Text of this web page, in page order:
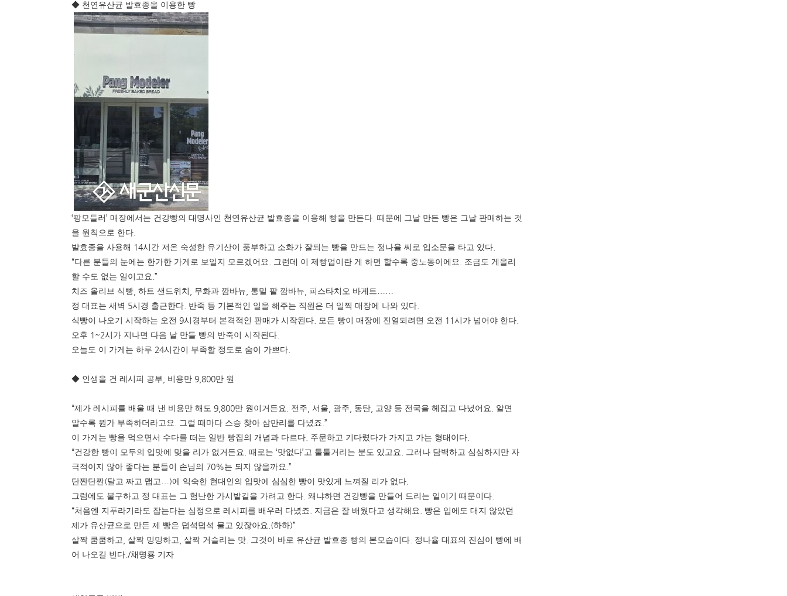
◆ 천연유산균 발효종을 이용한 빵
‘팡모들러 ’ 매장에서는 건강빵의 대명사인 천연유산균 발효종을 이용해 빵을 만든다 때문에 그날 만든 빵은 그날 판매하는 것
을 원칙으로 한다
발효종을 사용해 14시간 저온 숙성한 유기산이 풍부하고 소화가 잘되는 빵을 만드는 정나율 씨로 입소문을 타고 있다
“다른 분들의 눈에는 한가한 가게로 보일지 모르겠어요 그런데 이 제빵업이란 게 하면 할수록 중노동이에요
조금도 게을리
할 수도 없는 일이고요 .”
치즈 올리브 식빵 하트 샌드위치 무화과 깜바뉴 통밀 팥 깜바뉴 피스타치오 바게트……
정 대표는 새벽 5시경 출근한다 반죽 등 기본적인 일을 해주는 직원은 더 일찍 매장에 나와 있다
식빵이 나오기 시작하는 오전 9시경부터 본격적인 판매가 시작된다 모든 빵이 매장에 진열되려면 오전 11시가 넘어야 한다
오후 1~2시가 지나면 다음 날 만들 빵의 반죽이 시작된다
오늘도 이 가게는 하루 24시간이 부족할 정도로 숨이 가쁘다
◆ 인생을 건 레시피 공부 비용만 9,800만 원
“제가 레시피를 배울 때 낸 비용만 해도 9,800만 원이거든요 전주 서울 광주 동탄 고양 등 전국을 헤집고 다녔어요
알면
알수록 뭔가 부족하더라고요
그럴 때마다 스승 찾아 삼만리를 다녔죠 .”
이 가게는 빵을 먹으면서 수다를 떠는 일반 빵집의 개념과 다르다 주문하고 기다렸다가 가지고 가는 형태이다
“건강한 빵이 모두의 입맛에 맞을 리가 없거든요 때로는 ‘맛없다’고 툴툴거리는 분도 있고요
그러나 담백하고 심심하지만 자
극적이지 않아 좋다는 분들이 손님의 70%는 되지 않을까요 .”
단짠단짠(달고 짜고 맵고…)에 익숙한 현대인의 입맛에 심심한 빵이 맛있게 느껴질 리가 없다
그럼에도 불구하고 정 대표는 그 험난한 가시밭길을 가려고 한다 왜냐하면 건강빵을 만들어 드리는 일이기 때문이다
“처음엔 지푸라기라도 잡는다는 심정으로 레시피를 배우러 다녔죠 지금은 잘 배웠다고 생각해요
빵은 입에도 대지 않았던
제가 유산균으로 만든 제 빵은 덥석덥석 물고 있잖아요 .(하하)”
살짝 쿰쿰하고 살짝 밍밍하고 살짝 거슬리는 맛 그것이 바로 유산균 발효종 빵의 본모습이다 정나율 대표의 진심이 빵에 배
어 나오길 빈다 ./채명룡 기자